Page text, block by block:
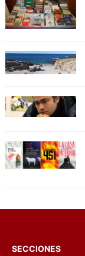
SECCIONES